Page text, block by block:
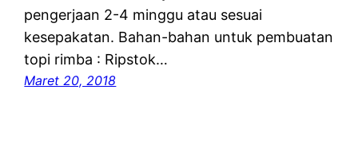
pengerjaan 2-4 minggu atau sesuai
kesepakatan. Bahan-bahan untuk pembuatan
topi rimba : Ripstok…
Maret 20, 2018